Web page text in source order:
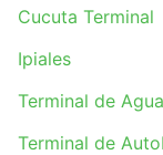
Cucuta Terminal
Ipiales
Terminal de
Terminal de